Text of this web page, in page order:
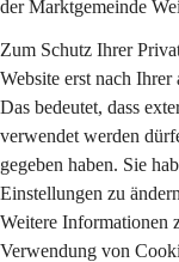
der Marktgemeinde
Zum Schutz Ihrer
Website erst nach
Das bedeutet, dass
verwendet werden
gegeben haben. Sie
Einstellungen zu
Weitere Informationen
Verwendung von